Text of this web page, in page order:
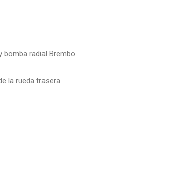
radial Brembo
la rueda trasera